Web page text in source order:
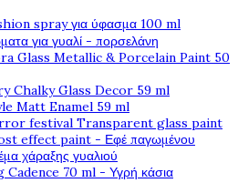
spray για ύφασμα 100 ml
για γυαλί - πορσελάνη
Glass Metallic & Porcelain Paint 50
Chalky Glass Decor 59 ml
Matt Enamel 59 ml
festival Transparent glass paint
effect paint - Εφέ παγωμένου
χάραξης γυαλιού
Cadence 70 ml - Υγρή κάσια